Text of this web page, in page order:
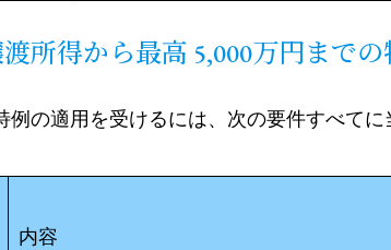
所得から最高 5,000万円まで
例の適用を受けるには、次の要件すべてに
内容